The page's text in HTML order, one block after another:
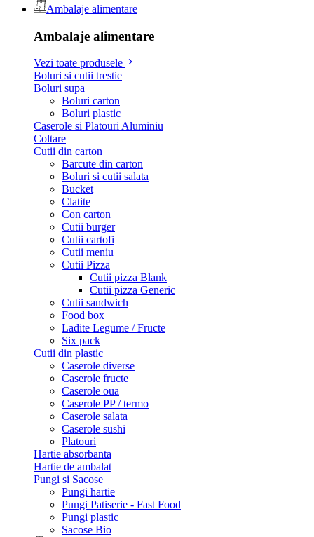
Ambalaje alimentare
Ambalaje alimentare
Vezi toate produsele
Boluri si cutii trestie
Boluri supa
Boluri carton
Boluri plastic
Caserole si Platouri Aluminiu
Coltare
Cutii din carton
Barcute din carton
Boluri si cutii salata
Bucket
Clatite
Con carton
Cutii burger
Cutii cartofi
Cutii meniu
Cutii Pizza
Cutii pizza Blank
Cutii pizza Generic
Cutii sandwich
Food box
Ladite Legume / Fructe
Six pack
Cutii din plastic
Caserole diverse
Caserole fructe
Caserole oua
Caserole PP / termo
Caserole salata
Caserole sushi
Platouri
Hartie absorbanta
Hartie de ambalat
Pungi si Sacose
Pungi hartie
Pungi Patiserie - Fast Food
Pungi plastic
Sacose Bio